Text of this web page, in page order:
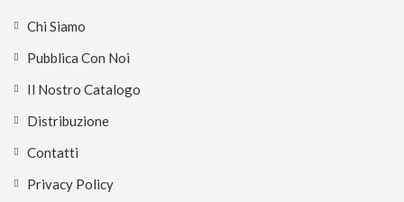
Chi Siamo
Pubblica Con Noi
Il Nostro Catalogo
Distribuzione
Contatti
Privacy Policy